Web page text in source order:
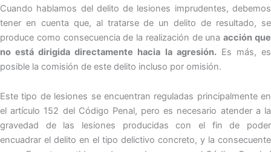
Cuando hablamos del delito de lesiones imprudentes, debemos
tener en cuenta que, al tratarse de un delito de resultado, se
produce como consecuencia de la realización de unaacción que
no está dirigida directamente hacia la agresión.Es más, es
posible la comisión de este delito incluso por omisión.
Este tipo de lesiones se encuentran reguladas principalmente en
el artículo 152 del Código Penal, pero es necesario atender a la
gravedad de las lesiones producidas con el fin de poder
encuadrar el delito en el tipo delictivo concreto, y la consecuente